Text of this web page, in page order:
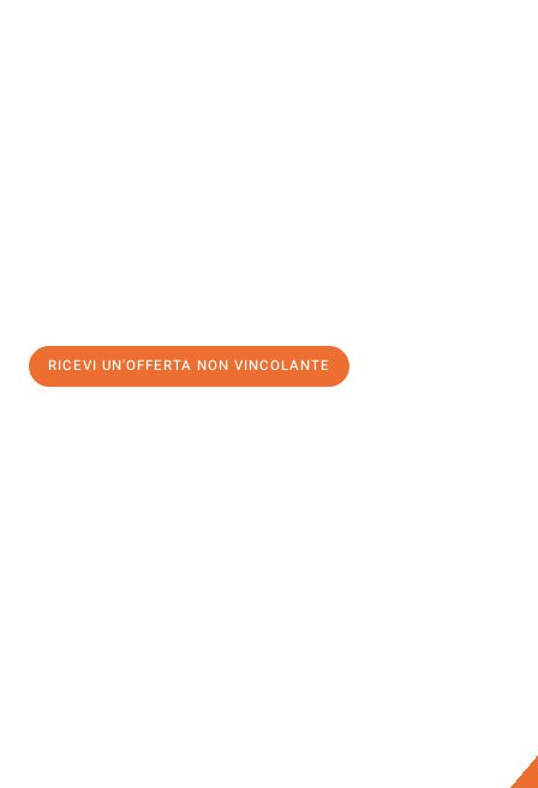
RICEVI UN'OFFERTA NON VINCOLANTE